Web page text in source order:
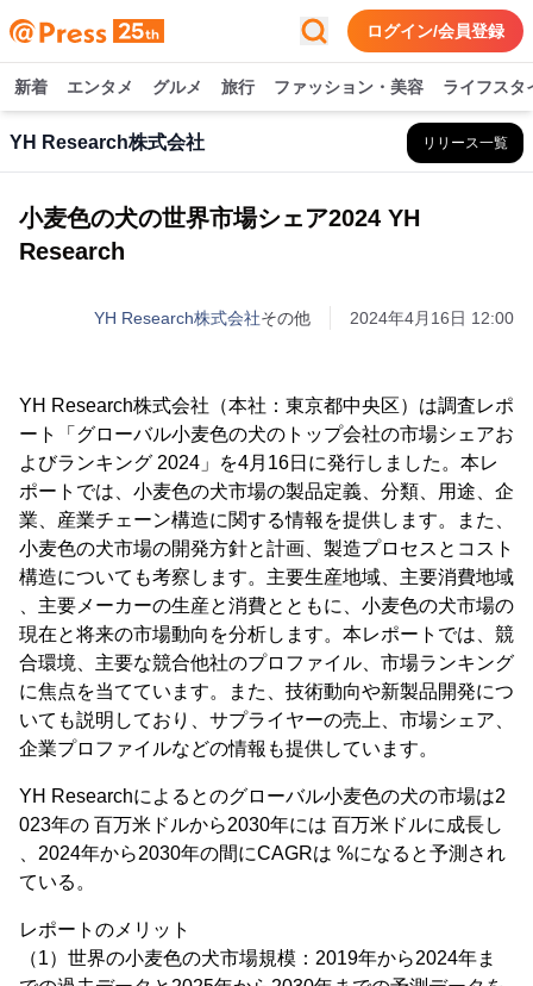
ログイン/会員登録
新着 エンタメ グルメ 旅行 ファッション・美容 ライフスタ
YH Research株式会社 リリース一覧
小麦色の犬の世界市場シェア2024 YH
Research
YH Research株式会社その他 2024年4月16日 12:00
YH Research株式会社（本社：東京都中央区）は調査レポ
ート「グローバル小麦色の犬のトップ会社の市場シェアお
よびランキング 2024」を4月16日に発行しました。本レ
ポートでは、小麦色の犬市場の製品定義、分類、用途、企
業、産業チェーン構造に関する情報を提供します。また、
小麦色の犬市場の開発方針と計画、製造プロセスとコスト
構造についても考察します。主要生産地域、主要消費地域
、主要メーカーの生産と消費とともに、小麦色の犬市場の
現在と将来の市場動向を分析します。本レポートでは、競
合環境、主要な競合他社のプロファイル、市場ランキング
に焦点を当てています。また、技術動向や新製品開発につ
いても説明しており、サプライヤーの売上、市場シェア、
企業プロファイルなどの情報も提供しています。
YH Researchによるとのグローバル小麦色の犬の市場は2
023年の 百万米ドルから2030年には 百万米ドルに成長し
、2024年から2030年の間にCAGRは %になると予測され
ている。
レポートのメリット
（1）世界の小麦色の犬市場規模：2019年から2024年ま